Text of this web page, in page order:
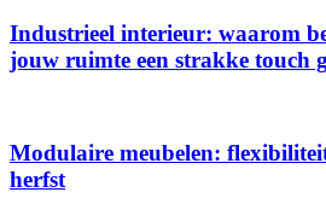
Industrieel interieur: waarom
jouw ruimte een strakke touch
Modulaire meubelen:
herfst